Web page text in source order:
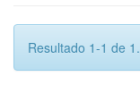
Resultado 1-1 de 1.